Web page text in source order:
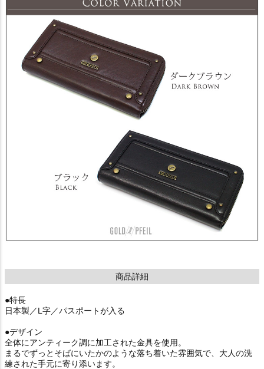
商品詳細
●特長
日本製／L字／パスポートが入る
●デザイン
全体にアンティーク調に加工された金具を使用。
まるでずっとそばにいたかのような落ち着いた雰囲気で、大人の洗
練された手元に寄り添います。